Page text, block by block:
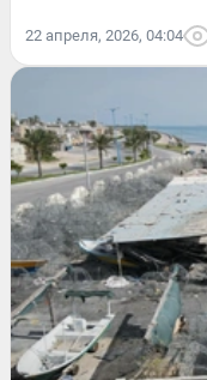
22 апреля, 2026, 04:04